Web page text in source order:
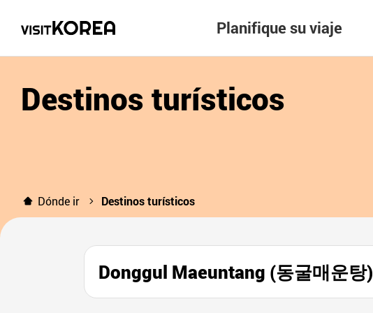
Planifique su viaje
Destinos turísticos
Dónde ir Destinos turísticos
Donggul Maeuntang (동굴매운탕)